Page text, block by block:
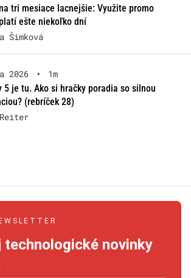
tri mesiace lacnejšie: Využite promo
ešte niekoľko dní
Šimková
2026 •
1m
5 je tu. Ako si hračky poradia so silnou
(rebríček 28)
technologické novinky